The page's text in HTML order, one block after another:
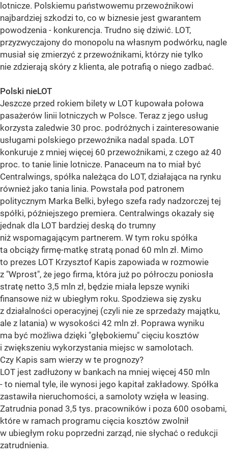
lotnicze. Polskiemu państwowemu przewoźnikowi
najbardziej szkodzi to, co w biznesie jest gwarantem
powodzenia - konkurencja. Trudno się dziwić. LOT,
przyzwyczajony do monopolu na własnym podwórku, nagle
musiał się zmierzyć z przewoźnikami, którzy nie tylko
nie zdzierają skóry z klienta, ale potrafią o niego zadbać.
Polski nieLOT
Jeszcze przed rokiem bilety w LOT kupowała połowa
pasażerów linii lotniczych w Polsce. Teraz z jego usług
korzysta zaledwie 30 proc. podróżnych i zainteresowanie
usługami polskiego przewoźnika nadal spada. LOT
konkuruje z mniej więcej 60 przewoźnikami, z czego aż 40
proc. to tanie linie lotnicze. Panaceum na to miał być
Centralwings, spółka należąca do LOT, działająca na rynku
również jako tania linia. Powstała pod patronem
politycznym Marka Belki, byłego szefa rady nadzorczej tej
spółki, późniejszego premiera. Centralwings okazały się
jednak dla LOT bardziej deską do trumny
niż wspomagającym partnerem. W tym roku spółka
ta obciąży firmę-matkę stratą ponad 60 mln zł. Mimo
to prezes LOT Krzysztof Kapis zapowiada w rozmowie
z "Wprost", że jego firma, która już po półroczu poniosła
stratę netto 3,5 mln zł, będzie miała lepsze wyniki
finansowe niż w ubiegłym roku. Spodziewa się zysku
z działalności operacyjnej (czyli nie ze sprzedaży majątku,
ale z latania) w wysokości 42 mln zł. Poprawa wyniku
ma być możliwa dzięki "głębokiemu" cięciu kosztów
i zwiększeniu wykorzystania miejsc w samolotach.
Czy Kapis sam wierzy w te prognozy?
LOT jest zadłużony w bankach na mniej więcej 450 mln
- to niemal tyle, ile wynosi jego kapitał zakładowy. Spółka
zastawiła nieruchomości, a samoloty wzięła w leasing.
Zatrudnia ponad 3,5 tys. pracowników i poza 600 osobami,
które w ramach programu cięcia kosztów zwolnił
w ubiegłym roku poprzedni zarząd, nie słychać o redukcji
zatrudnienia.